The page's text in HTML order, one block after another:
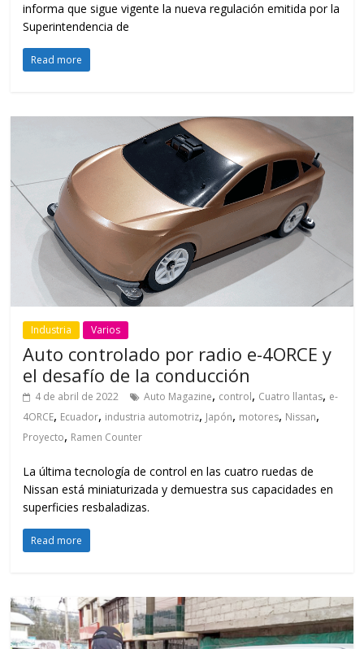
informa que sigue vigente la nueva regulación emitida por la
Superintendencia de
Read more
Industria Varios
Auto controlado por radio e-4ORCE y
el desafío de la conducción
4 de abril de 2022 Auto Magazine, control, Cuatro llantas, e-
4ORCE, Ecuador, industria automotriz, Japón, motores, Nissan,
Proyecto, Ramen Counter
La última tecnología de control en las cuatro ruedas de
Nissan está miniaturizada y demuestra sus capacidades en
superficies resbaladizas.
Read more